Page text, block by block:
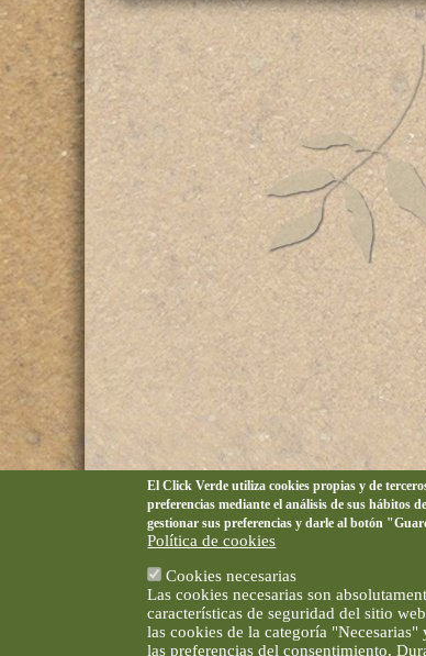
El Click Verde utiliza cookies propias y de
preferencias mediante el análisis de sus hábitos
gestionar sus preferencias y darle al botón
Política de cookies
Cookies necesarias
Las cookies necesarias son
características de seguridad del sitio
las cookies de la categoría
las preferencias del consentimiento.